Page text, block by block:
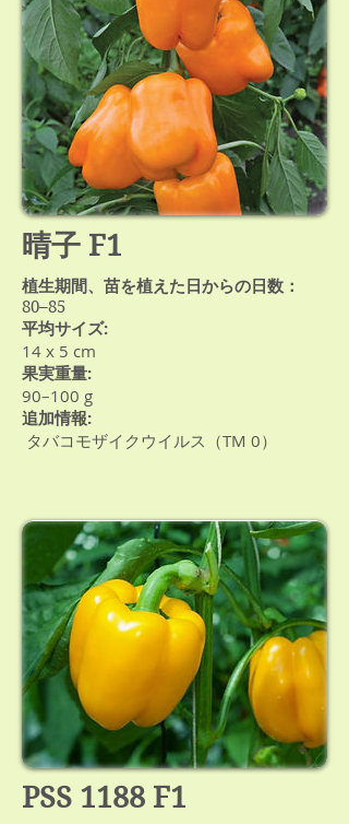
晴子 F1
植生期間、苗を植えた日からの日数：
80–85
平均サイズ:
14 х 5 cm
果実重量:
90–100 g
追加情報:
タバコモザイクウイルス（TM 0）
PSS 1188 F1